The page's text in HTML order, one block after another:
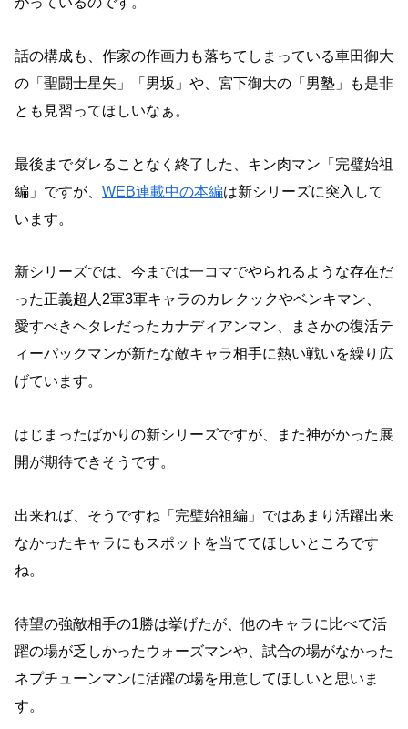
話の構成も、作家の作画力も落ちてしまっている車田御大
の「聖闘士星矢」「男坂」や、宮下御大の「男塾」も是非
とも見習ってほしいなぁ。
最後までダレることなく終了した、キン肉マン「完璧始祖
編」ですが、 WEB連載中の本編は新シリーズに突入して
います。
新シリーズでは、今までは一コマでやられるような存在だ
った正義超人2軍3軍キャラのカレクックやベンキマン、
愛すべきヘタレだったカナディアンマン、まさかの復活テ
ィーパックマンが新たな敵キャラ相手に熱い戦いを繰り広
げています。
はじまったばかりの新シリーズですが、また神がかった展
開が期待できそうです。
出来れば、そうですね「完璧始祖編」ではあまり活躍出来
なかったキャラにもスポットを当ててほしいところです
ね。
待望の強敵相手の1勝は挙げたが、他のキャラに比べて活
躍の場が乏しかったウォーズマンや、試合の場がなかった
ネプチューンマンに活躍の場を用意してほしいと思いま
す。